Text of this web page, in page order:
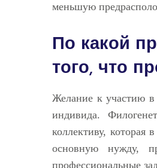
меньшую
По какой
того, что
Желание к участию в
индивида.
коллективу,
основную нужду,
профессиональные